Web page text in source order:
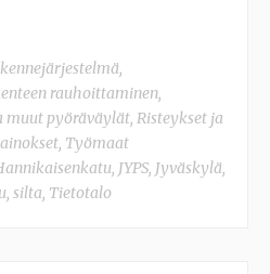
,
rauhoittaminen,
muut pyöräväylät, Risteykset ja
, Työmaat
, JYPS, Jyväskylä,
, silta, Tietotalo